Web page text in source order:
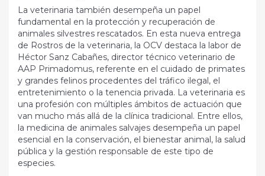
La veterinaria también desempeña un papel
fundamental en la protección y recuperación de
animales silvestres rescatados. En esta nueva entrega
de Rostros de la veterinaria, la OCV destaca la labor de
Héctor Sanz Cabañes, director técnico veterinario de
AAP Primadomus, referente en el cuidado de primates
y grandes felinos procedentes del tráfico ilegal, el
entretenimiento o la tenencia privada. La veterinaria es
una profesión con múltiples ámbitos de actuación que
van mucho más allá de la clínica tradicional. Entre ellos,
la medicina de animales salvajes desempeña un papel
esencial en la conservación, el bienestar animal, la salud
pública y la gestión responsable de este tipo de
especies.